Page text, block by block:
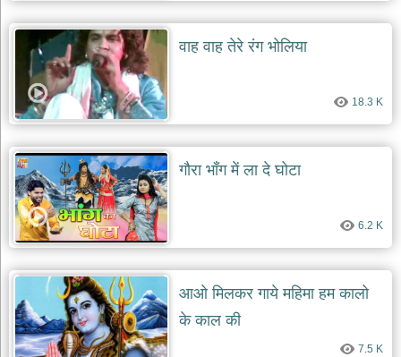
देश
भक्ति
भजन
patriotic
bhajans
खाटू
श्याम
भजन
khatu
shaym
bhajans
रानी
सती
दादी
भजन
rani
sati
dadi
bhajans
वाह वाह तेरे रंग भोलिया
18.3 K
गौरा भाँग में ला दे घोटा
6.2 K
आओ मिलकर गाये महिमा हम कालो
के काल की
7.5 K